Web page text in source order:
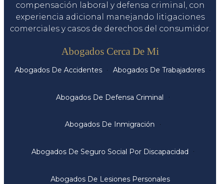
compensación laboral y defensa criminal, con
experiencia adicional manejando litigaciones
comerciales y casos de derechos del consumidor.
Abogados Cerca De Mi
Abogados De Accidentes Abogados De Trabajadores
Abogados De Defensa Criminal
Abogados De Inmigración
Abogados De Seguro Social Por Discapacidad
Abogados De Lesiones Personales